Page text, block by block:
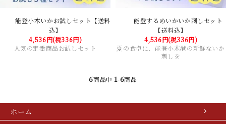
能登小木いかお試しセット【送料
込】
4,536円(税336円)
人気の定番商品お試しセット
能登するめいかいか刺しセット
【送料込】
4,536円(税336円)
夏の食卓に、能登小木港の新鮮ないか
刺しを
6商品中 1-6商品
ホーム